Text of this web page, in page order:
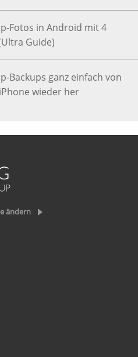
Fotos in Android mit 4
Guide)
Backups ganz einfach von
wieder her
ändern